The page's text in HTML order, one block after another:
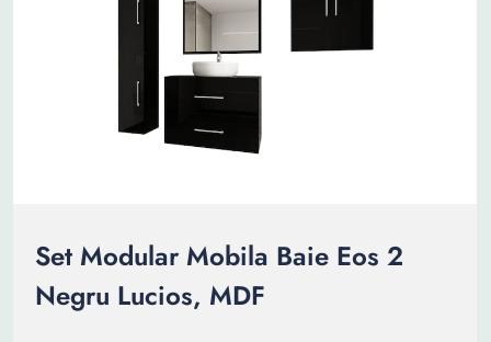
Set Modular Mobila Baie Eos 2
Negru Lucios, MDF